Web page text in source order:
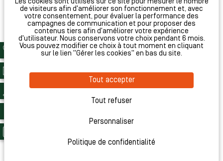
Hôtel L'Antoine
Bar 1802
Hôtel accessible aux personnes à mobilité réduite
Apollo (UA) = YX : H6635 - Worldspan (1P) = YX : CDGLB - DHISCO (WB) =
Site Officiel - Tous droits réservés - La Belle Ville © 2026 - Conception &
Les cookies sont utilisés sur ce site pour mesurer le nombre
de visiteurs afin d'améliorer son fonctionnement et, avec
votre consentement, pour évaluer la performance des
campagnes de communication et pour proposer des
contenus tiers afin d'améliorer votre expérience
d'utilisateur. Nous conservons votre choix pendant 6 mois.
Vous pouvez modifier ce choix à tout moment en cliquant
sur le lien "Gérer les cookies" en bas du site.
Tout accepter
Tout refuser
Personnaliser
Politique de confidentialité